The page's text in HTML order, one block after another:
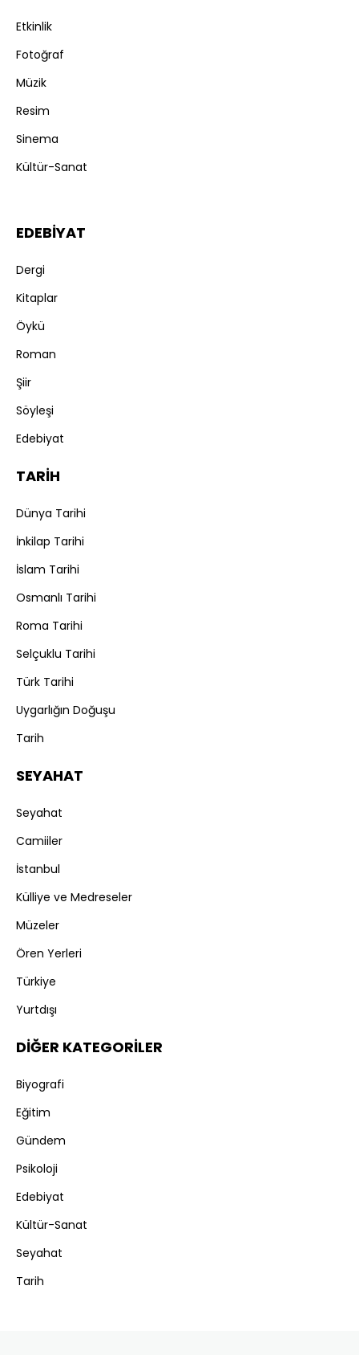
Etkinlik
Fotoğraf
Müzik
Resim
Sinema
Kültür-Sanat
EDEBİYAT
Dergi
Kitaplar
Öykü
Roman
Şiir
Söyleşi
Edebiyat
TARİH
Dünya Tarihi
İnkilap Tarihi
İslam Tarihi
Osmanlı Tarihi
Roma Tarihi
Selçuklu Tarihi
Türk Tarihi
Uygarlığın Doğuşu
Tarih
SEYAHAT
Seyahat
Camiiler
İstanbul
Külliye ve Medreseler
Müzeler
Ören Yerleri
Türkiye
Yurtdışı
DİĞER KATEGORİLER
Biyografi
Eğitim
Gündem
Psikoloji
Edebiyat
Kültür-Sanat
Seyahat
Tarih